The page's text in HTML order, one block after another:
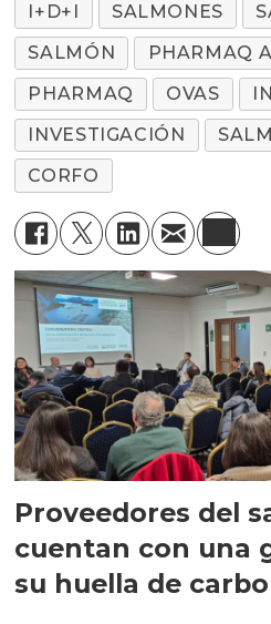
I+D+I SALMONES
SALMÓN
PHARMAQ
PHARMAQ
OVAS
INVESTIGACIÓN
CORFO
Proveedores del
cuentan con una
su huella de